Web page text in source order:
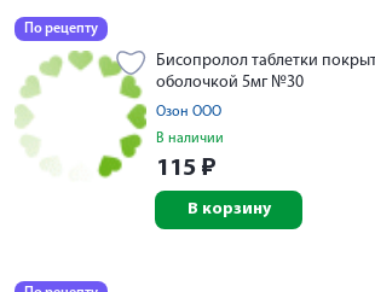
По рецепту
Бисопролол таблетки
оболочкой 5мг №30
Озон ООО
В наличии
115 ₽
В корзину